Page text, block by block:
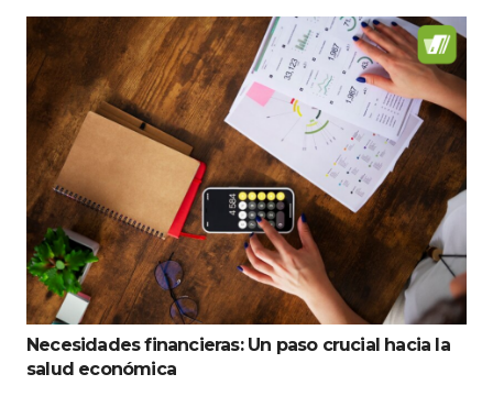
Necesidades financieras: Un paso crucial hacia la
salud económica